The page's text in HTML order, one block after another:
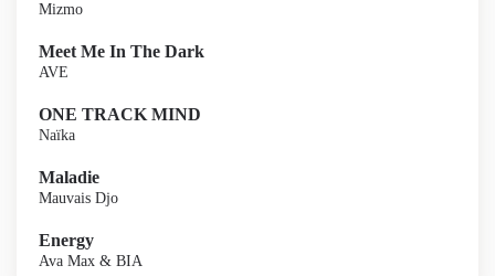
Mizmo
Meet Me In The Dark
AVE
ONE TRACK MIND
Naïka
Maladie
Mauvais Djo
Energy
Ava Max & BIA